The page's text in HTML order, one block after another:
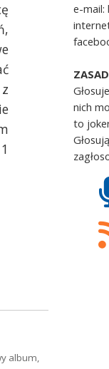
e-mail:
nich
to
album,